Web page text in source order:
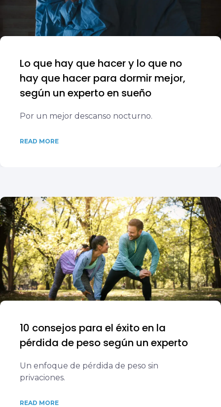
Lo que hay que hacer y lo que no
hay que hacer para dormir mejor,
según un experto en sueño
Por un mejor descanso nocturno.
READ MORE
10 consejos para el éxito en la
pérdida de peso según un experto
Un enfoque de pérdida de peso sin
privaciones.
READ MORE